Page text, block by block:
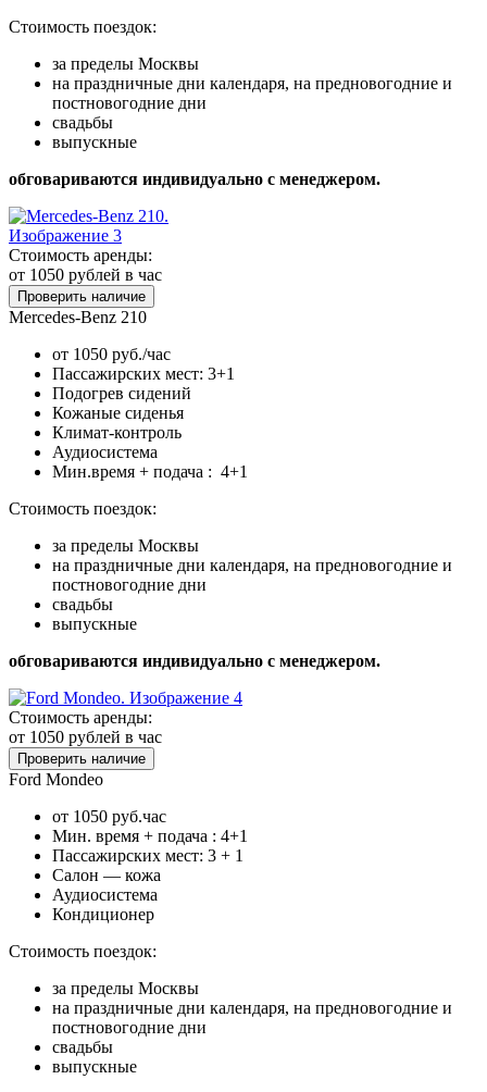
Стоимость поездок:
за пределы Москвы
на праздничные дни календаря, на предновогодние и
постновогодние дни
свадьбы
выпускные
обговариваются индивидуально с менеджером.
Стоимость аренды:
от 1050 рублей в час
Проверить наличие
Mercedes-Benz 210
от 1050 руб./час
Пассажирских мест: 3+1
Подогрев сидений
Кожаные сиденья
Климат-контроль
Аудиосистема
Мин.время + подача : 4+1
Стоимость поездок:
за пределы Москвы
на праздничные дни календаря, на предновогодние и
постновогодние дни
свадьбы
выпускные
обговариваются индивидуально с менеджером.
Стоимость аренды:
от 1050 рублей в час
Проверить наличие
Ford Mondeo
от 1050 руб.час
Мин. время + подача : 4+1
Пассажирских мест: 3 + 1
Салон — кожа
Аудиосистема
Кондиционер
Стоимость поездок:
за пределы Москвы
на праздничные дни календаря, на предновогодние и
постновогодние дни
свадьбы
выпускные